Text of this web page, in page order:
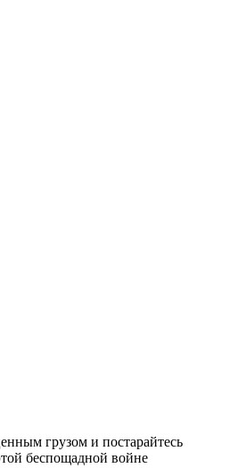
грузом и постарайтесь
беспощадной войне